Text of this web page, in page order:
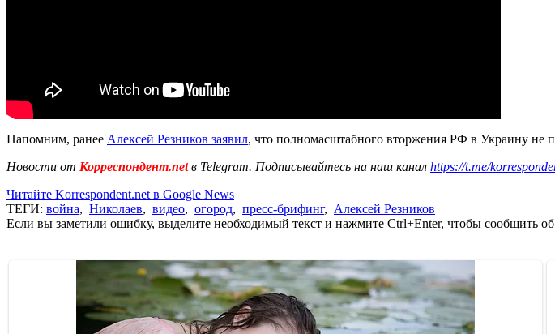
Напомним, ранее Алексей Резников заявил, что полномасштабного вторжения РФ в Украину не
Новости от Корреспондент.netв Telegram. Подписывайтесь на наш канал https://t.me/
Читайте Korrespondent.net в Google News
ТЕГИ: война, Николаев, видео, огород, пресс-брифинг, Алексей Резников
Если вы заметили ошибку, выделите необходимый текст и нажмите Ctrl+Enter, чтобы сообщить